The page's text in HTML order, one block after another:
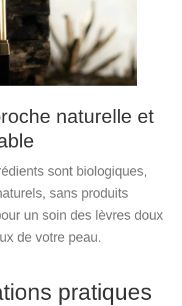
naturelle et
sont biologiques,
, sans produits
un soin des lèvres doux
de votre peau.
pratiques